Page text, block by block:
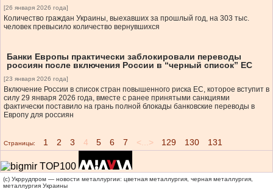
[26 января 2026 года]
Количество граждан Украины, выехавших за прошлый год, на 303 тыс.
человек превысило количество вернувшихся
Банки Европы практически заблокировали переводы
россиян после включения России в “черный список” ЕС
[23 января 2026 года]
Включение России в список стран повышенного риска ЕС, которое вступит в
силу 29 января 2026 года, вместе с ранее принятыми санкциями
фактически поставило на грань полной блокады банковские переводы в
Европу для россиян
Страницы: 1 2 3 4 5 6 7 <...> 129 130 131
(c) Укррудпром — новости металлургии: цветная металлургия, черная металлургия,
металлургия Украины